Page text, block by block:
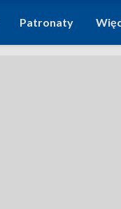
Patronaty